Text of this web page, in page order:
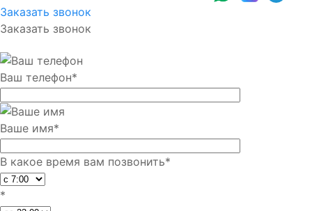
Заказать звонок
Заказать звонок
Ваш телефон*
Ваше имя*
В какое время вам позвонить*
*